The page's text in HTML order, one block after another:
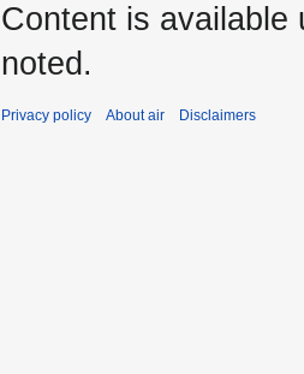
Content is available
noted.
Privacy policy About air Disclaimers